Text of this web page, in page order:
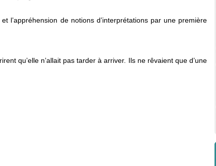
l’appréhension de notions d’interprétations par une première
qu’elle n’allait pas tarder à arriver. Ils ne rêvaient que d’une